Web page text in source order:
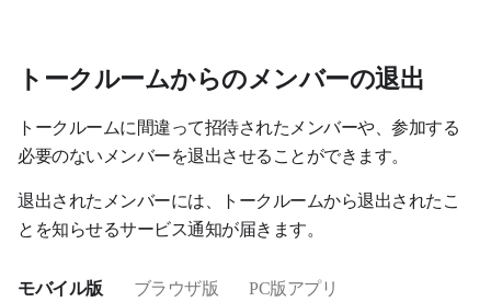
トークルームからのメンバーの退出
トークルームに間違って招待されたメンバーや、参加する
必要のないメンバーを退出させることができます。
退出されたメンバーには、トークルームから退出されたこ
とを知らせるサービス通知が届きます。
モバイル版 ブラウザ版 PC版アプリ